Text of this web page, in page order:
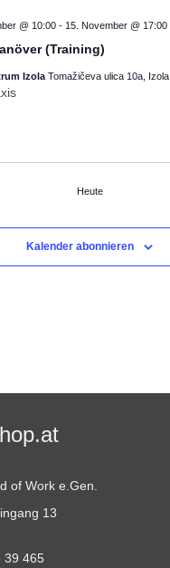
(Training)
@ 10:00- 15. November @ 17:00
Izola Tomažičeva ulica 10a,
Heute
Kalender abonnieren
of Work e.Gen.
13
39 465